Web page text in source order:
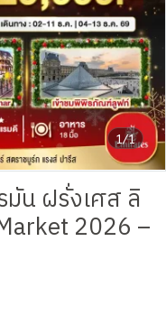
1/1
มัน ฝรั่งเศส ลิ
2026 –